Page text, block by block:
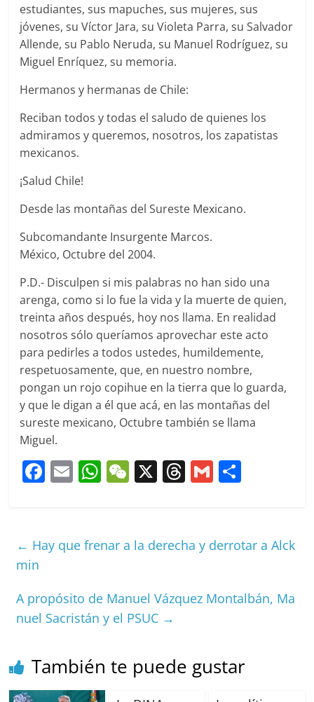
estudiantes, sus mapuches, sus mujeres, sus
jóvenes, su Víctor Jara, su Violeta Parra, su Salvador
Allende, su Pablo Neruda, su Manuel Rodríguez, su
Miguel Enríquez, su memoria.
Hermanos y hermanas de Chile:
Reciban todos y todas el saludo de quienes los
admiramos y queremos, nosotros, los zapatistas
mexicanos.
¡Salud Chile!
Desde las montañas del Sureste Mexicano.
Subcomandante Insurgente Marcos.
México, Octubre del 2004.
P.D.- Disculpen si mis palabras no han sido una
arenga, como si lo fue la vida y la muerte de quien,
treinta años después, hoy nos llama. En realidad
nosotros sólo queríamos aprovechar este acto
para pedirles a todos ustedes, humildemente,
respetuosamente, que, en nuestro nombre,
pongan un rojo copihue en la tierra que lo guarda,
y que le digan a él que acá, en las montañas del
sureste mexicano, Octubre también se llama
Miguel.
F
e
b
o
k
E
l
W
s
p
W
h
X T
a
d
G
l p
← Hay que frenar a la derecha y derrotar a Alck
min
A propósito de Manuel Vázquez Montalbán, Ma
nuel Sacristán y el PSUC →
También te puede gustar